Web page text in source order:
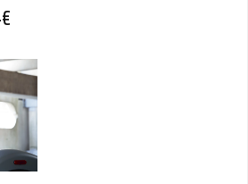
hinta oli: 240,93€.
€